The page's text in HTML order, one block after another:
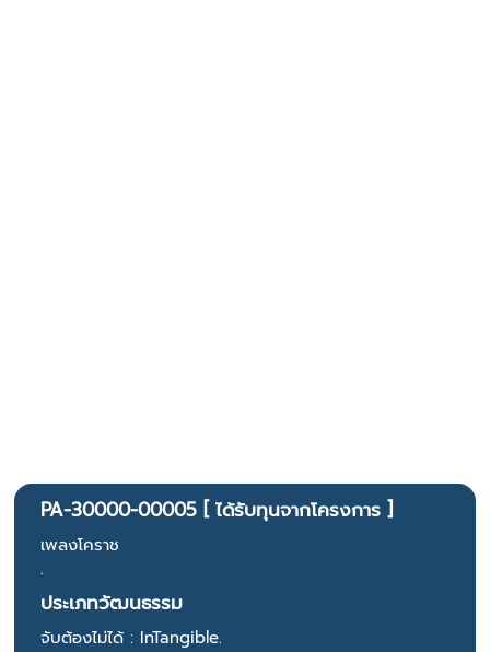
PA-30000-00005 [ ได้รับทุนจากโครงการ ]
เพลงโคราช
.
ประเภทวัฒนธรรม
จับต้องไม่ได้ : InTangible.